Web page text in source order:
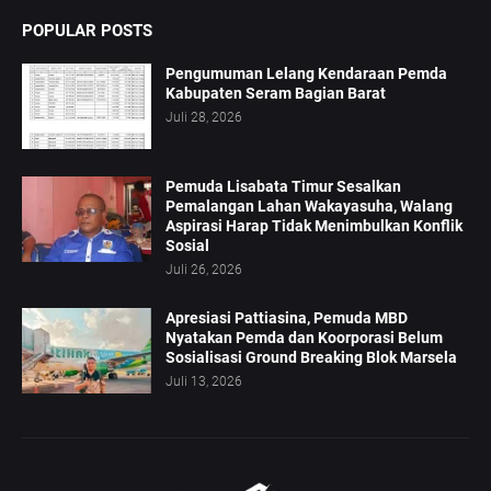
POPULAR POSTS
Pengumuman Lelang Kendaraan Pemda
Kabupaten Seram Bagian Barat
Juli 28, 2026
Pemuda Lisabata Timur Sesalkan
Pemalangan Lahan Wakayasuha, Walang
Aspirasi Harap Tidak Menimbulkan Konflik
Sosial
Juli 26, 2026
Apresiasi Pattiasina, Pemuda MBD
Nyatakan Pemda dan Koorporasi Belum
Sosialisasi Ground Breaking Blok Marsela
Juli 13, 2026